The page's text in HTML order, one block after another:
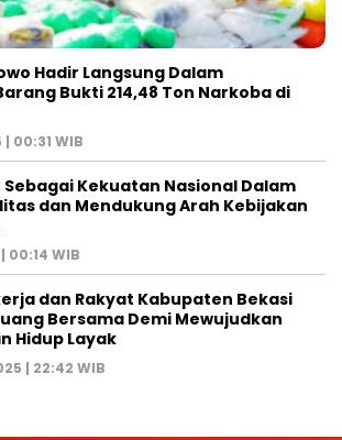
Hadir Langsung Dalam
Bukti 214,48 Ton Narkoba di
00:31 WIB
Sebagai Kekuatan Nasional Dalam
dan Mendukung Arah Kebijakan
00:14 WIB
dan Rakyat Kabupaten Bekasi
Bersama Demi Mewujudkan
Hidup Layak
| 22:42 WIB